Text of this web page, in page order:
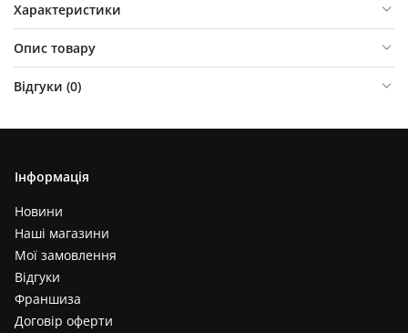
Характеристики
Опис товару
Відгуки (0)
Інформація
Новини
Наші магазини
Мої замовлення
Відгуки
Франшиза
Договір оферти